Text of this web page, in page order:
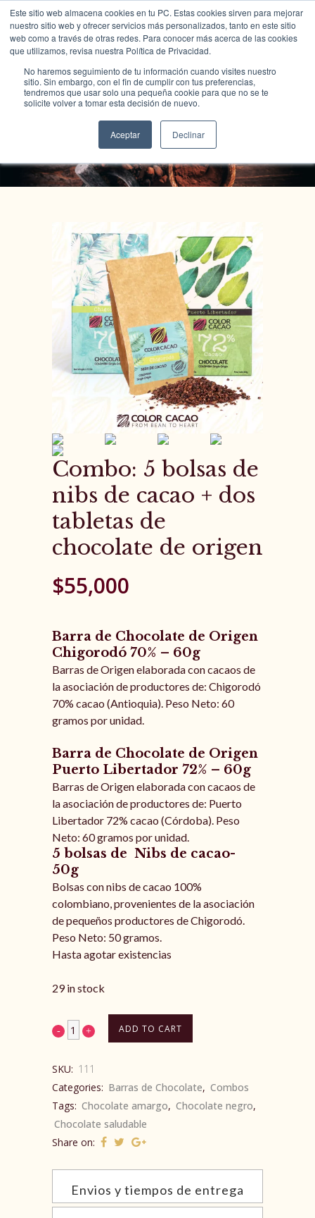
Este sitio web almacena cookies en tu PC. Estas cookies sirven para mejorar
nuestro sitio web y ofrecer servicios más personalizados, tanto en este sitio
web como a través de otras redes. Para conocer más acerca de las cookies
que utilizamos, revisa nuestra Política de Privacidad.
No haremos seguimiento de tu información cuando visites nuestro
sitio. Sin embargo, con el fin de cumplir con tus preferencias,
tendremos que usar solo una pequeña cookie para que no se te
solicite volver a tomar esta decisión de nuevo.
Aceptar Declinar
Tienda Color Cacao
Combo: 5 bolsas de
nibs de cacao + dos
tabletas de
chocolate de origen
$55,000
Barra de Chocolate de Origen
Chigorodó 70% – 60g
Barras de Origen elaborada con cacaos de
la asociación de productores de: Chigorodó
70% cacao (Antioquia). Peso Neto: 60
gramos por unidad.
Barra de Chocolate de Origen
Puerto Libertador 72% – 60g
Barras de Origen elaborada con cacaos de
la asociación de productores de: Puerto
Libertador 72% cacao (Córdoba). Peso
Neto: 60 gramos por unidad.
5 bolsas de Nibs de cacao-
50g
Bolsas con nibs de cacao 100%
colombiano, provenientes de la asociación
de pequeños productores de Chigorodó.
Peso Neto: 50 gramos.
Hasta agotar existencias
29 in stock
ADD TO CART
SKU: 111
Categories: Barras de Chocolate, Combos
Tags: Chocolate amargo, Chocolate negro,
Chocolate saludable
Share on:
Envios y tiempos de entrega